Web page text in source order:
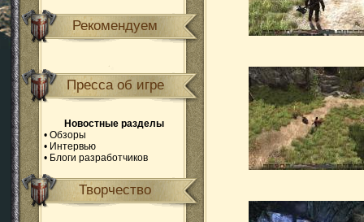
Рекомендуем
Пресса об игре
Новостные разделы
• Обзоры
• Интервью
• Блоги разработчиков
Творчество